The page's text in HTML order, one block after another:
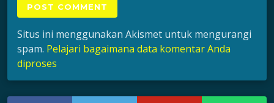
Situs ini menggunakan Akismet untuk mengurangi
spam. Pelajari bagaimana data komentar Anda
diproses